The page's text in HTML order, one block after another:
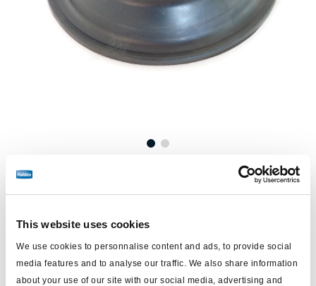
This website uses cookies
We use cookies to personnalise content and ads, to provide social
media features and to analyse our traffic. We also share information
about your use of our site with our social media, advertising and
Sin precio
Especificaciones técnicas